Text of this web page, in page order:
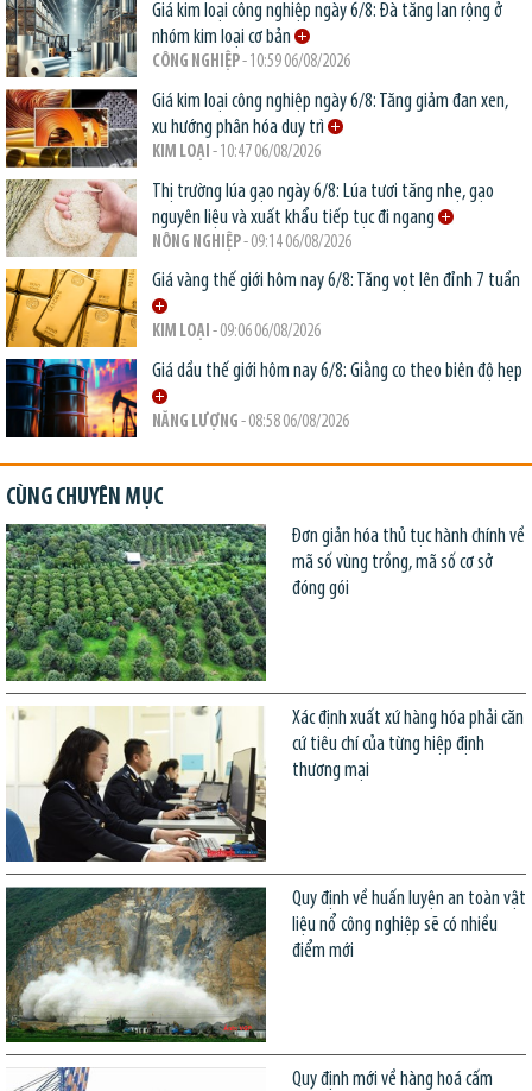
Giá kim loại công nghiệp ngày 6/8: Đà tăng lan rộng ở
nhóm kim loại cơ bản
CÔNG NGHIỆP- 10:59 06/08/2026
Giá kim loại công nghiệp ngày 6/8: Tăng giảm đan xen,
xu hướng phân hóa duy trì
KIM LOẠI - 10:47 06/08/2026
Thị trường lúa gạo ngày 6/8: Lúa tươi tăng nhẹ, gạo
nguyên liệu và xuất khẩu tiếp tục đi ngang
NÔNG NGHIỆP- 09:14 06/08/2026
Giá vàng thế giới hôm nay 6/8: Tăng vọt lên đỉnh 7 tuần
KIM LOẠI - 09:06 06/08/2026
Giá dầu thế giới hôm nay 6/8: Giằng co theo biên độ hẹp
NĂNG LƯỢNG - 08:58 06/08/2026
CÙNG CHUYÊN MỤC
Đơn giản hóa thủ tục hành chính về
mã số vùng trồng, mã số cơ sở
đóng gói
Xác định xuất xứ hàng hóa phải căn
cứ tiêu chí của từng hiệp định
thương mại
Quy định về huấn luyện an toàn vật
liệu nổ công nghiệp sẽ có nhiều
điểm mới
Quy định mới về hàng hoá cấm